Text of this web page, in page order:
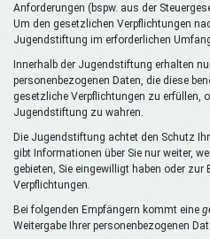
Anforderungen (bspw. aus der
Um den gesetzlichen Verpflichtungen
Jugendstiftung im erforderlichen
Innerhalb der Jugendstiftung erhalten
personenbezogenen Daten, die diese
gesetzliche Verpflichtungen zu erfüllen,
Jugendstiftung zu wahren.
Die Jugendstiftung achtet den Schutz
gibt Informationen über Sie nur weiter,
gebieten, Sie eingewilligt haben oder zur
Verpflichtungen.
Bei folgenden Empfängern kommt eine
Weitergabe Ihrer personenbezogenen